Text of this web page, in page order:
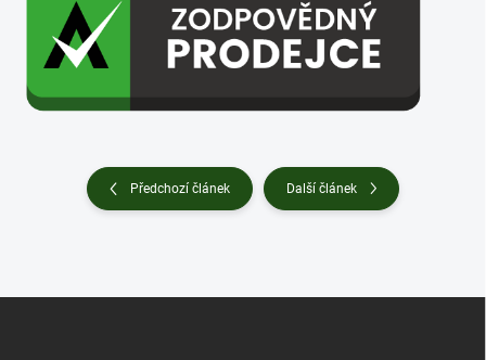
Předchozí článek Další článek